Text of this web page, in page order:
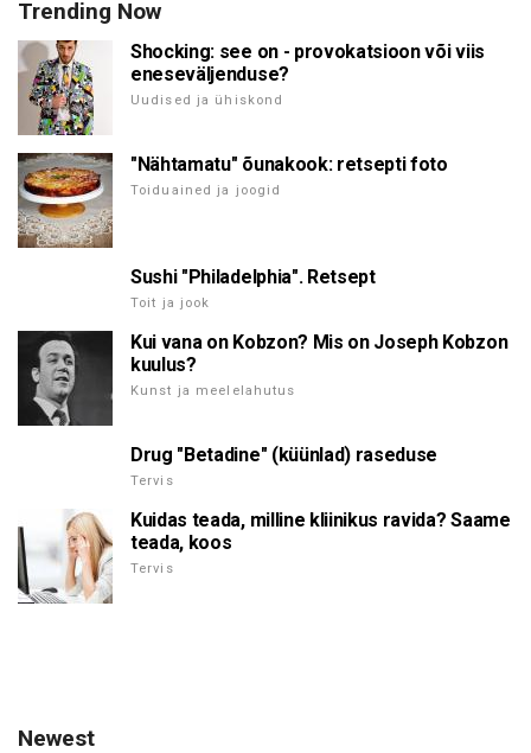
Trending Now
Shocking: see on - provokatsioon või viis
eneseväljenduse?
Uudised ja ühiskond
"Nähtamatu" õunakook: retsepti foto
Toiduained ja joogid
Sushi "Philadelphia". Retsept
Toit ja jook
Kui vana on Kobzon? Mis on Joseph Kobzon
kuulus?
Kunst ja meelelahutus
Drug "Betadine" (küünlad) raseduse
Tervis
Kuidas teada, milline kliinikus ravida? Saame
teada, koos
Tervis
Newest